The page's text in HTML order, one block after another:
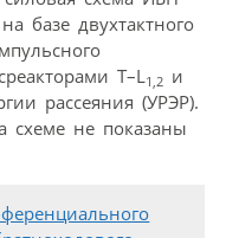
базе двухтактного
Т–L 1,2 и
рассеяния (УРЭР).
схеме не показаны